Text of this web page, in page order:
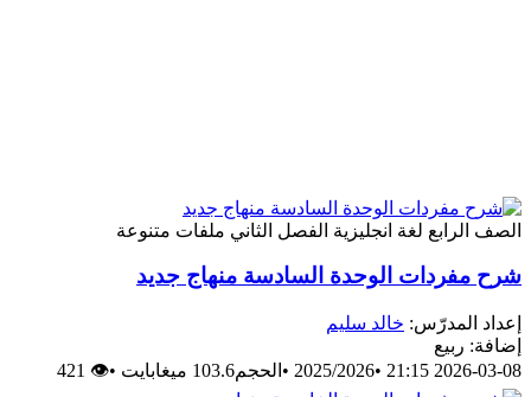
الصف الرابع لغة انجليزية الفصل الثاني ملفات متنوعة
شرح مفردات الوحدة السادسة منهاج جديد
إعداد المدرّس: خالد سليم
إضافة: ربيع
2026-03-08 21:15
•
2025/2026
•الحجم103.6 ميغابايت •
👁 421